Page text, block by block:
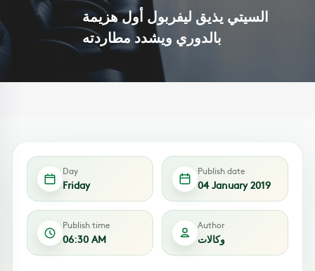
السيتي يذيق ليفربول أول هزيمة
بالدوري ويشدد مطاردته
Day
Friday
Publish date
04 January 2019
Publish time
06:30 AM
Author
وكالات